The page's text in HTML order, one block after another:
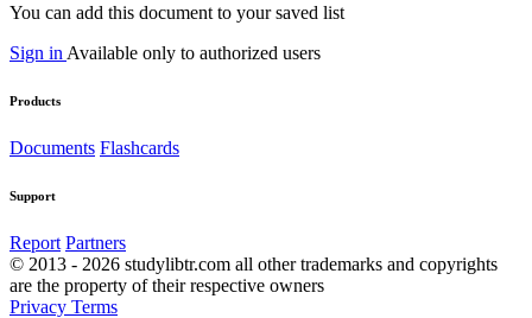
You can add this document to your saved list
Sign in Available only to authorized users
Products
Documents Flashcards
Support
Report Partners
© 2013 - 2026 studylibtr.com all other trademarks and copyrights
are the property of their respective owners
Privacy Terms